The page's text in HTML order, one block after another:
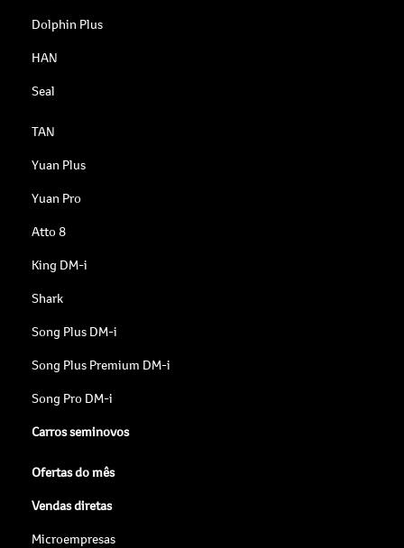
Dolphin Plus
HAN
Seal
TAN
Yuan Plus
Yuan Pro
Atto 8
King DM-i
Shark
Song Plus DM-i
Song Plus Premium DM-i
Song Pro DM-i
Carros seminovos
Ofertas do mês
Vendas diretas
Microempresas